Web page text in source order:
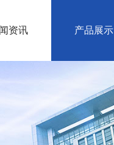
资讯 产品展示